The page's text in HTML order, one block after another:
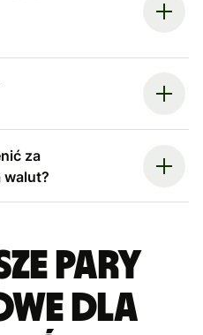
za
walut?
pary
dla